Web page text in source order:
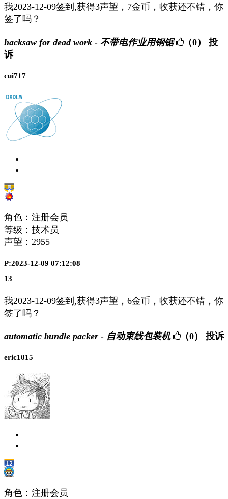
我2023-12-09签到,获得3声望，7金币，收获还不错，你
签了吗？
hacksaw for dead work - 不带电作业用钢锯 （0）
投
诉
cui717
角色：注册会员
等级：技术员
声望： 2955
P:2023-12-09 07:12:08
13
我2023-12-09签到,获得3声望，6金币，收获还不错，你
签了吗？
automatic bundle packer - 自动束线包装机 （0） 投诉
eric1015
角色：注册会员